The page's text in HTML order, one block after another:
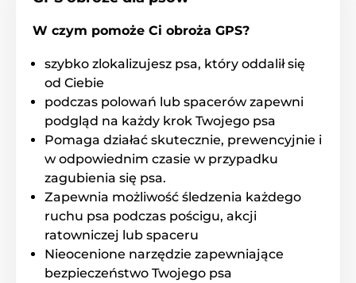
Dodatki
W czym pomoże Ci obroża GPS?
szybko zlokalizujesz psa, który oddalił się
od Ciebie
podczas polowań lub spacerów zapewni
podgląd na każdy krok Twojego psa
Pomaga działać skutecznie, prewencyjnie i
w odpowiednim czasie w przypadku
zagubienia się psa.
Zapewnia możliwość śledzenia każdego
ruchu psa podczas pościgu, akcji
ratowniczej lub spaceru
Nieocenione narzędzie zapewniające
bezpieczeństwo Twojego psa